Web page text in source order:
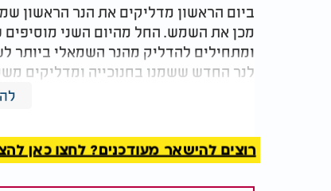
ביום הראשון מדליקים את הנר הראשון
מכן את השמש. החל מהיום השני מוסיפים
ומתחילים להדליק מהנר השמאלי ביותר
לנר החדש ששמנו בחנוכייה ומדליקים
רוצים להישאר מעודכנים? לחצו כאן